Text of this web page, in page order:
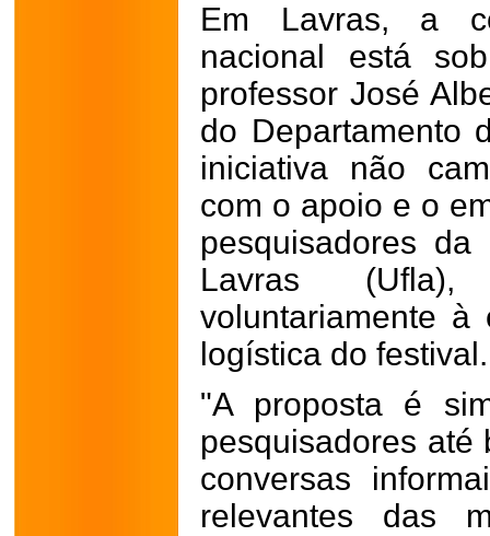
Em Lavras, a
nacional está
professor José
do Departamento
iniciativa não
com o apoio e o
pesquisadores
Lavras
voluntariamente
logística do festival.
"A proposta é
pesquisadores até
conversas
relevantes das